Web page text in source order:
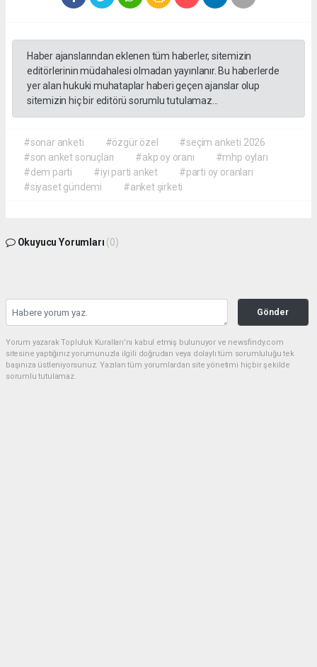
Haber ajanslarından eklenen tüm haberler, sitemizin
editörlerinin müdahalesi olmadan yayınlanır. Bu haberlerde
yer alan hukuki muhataplar haberi geçen ajanslar olup
sitemizin hiç bir editörü sorumlu tutulamaz...
#sonar anketi #özgür özel
#seçim anketi 2026
#son anket sonuçları
#akp oy oranı
#mhp oyları
#dem parti
#iyi parti anket
#parti oy oranları
#siyaset gündemi
#anket şirketi
Okuyucu Yorumları (0)
Gönder
Yorum yazarak Topluluk Kuralları’nı kabul etmiş bulunuyor ve newsfindy.com
sitesine yaptığınız yorumunuzla ilgili doğrudan veya dolaylı tüm sorumluluğu tek
başınıza üstleniyorsunuz. Yazılan tüm yorumlardan site yönetimi hiçbir şekilde
sorumlu tutulamaz.